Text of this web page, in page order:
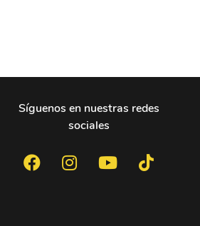
Síguenos en nuestras redes
sociales